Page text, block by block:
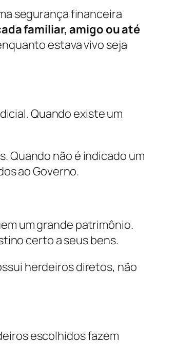
segurança financeira
familiar, amigo ou até
estava vivo seja
Quando existe um
Quando não é indicado um
ao Governo.
um grande patrimônio.
certo a seus bens.
herdeiros diretos, não
escolhidos fazem